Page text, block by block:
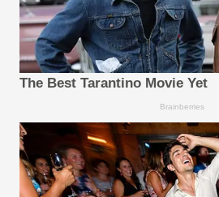
The Best Tarantino Movie Yet
Brainberries